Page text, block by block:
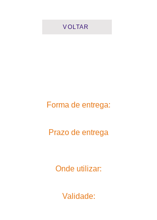
VOLTAR
Forma de entrega:
Prazo de entrega
Onde utilizar:
Validade: